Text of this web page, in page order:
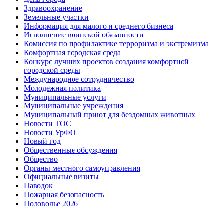
Здравоохранение
Земельные участки
Информация для малого и среднего бизнеса
Исполнение воинской обязанности
Комиссия по профилактике терроризма и экстремизма
Комфортная городская среда
Конкурс лучших проектов создания комфортной
городской среды
Международное сотрудничество
Молодежная политика
Муниципальные услуги
Муниципальные учреждения
Муниципальный приют для бездомных животных
Новости ТОС
Новости УрФО
Новый год
Общественные обсуждения
Общество
Органы местного самоуправления
Официальные визиты
Паводок
Пожарная безопасность
Половодье 2026